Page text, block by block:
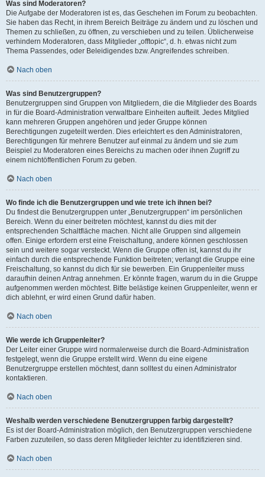
Was sind Moderatoren?
Die Aufgabe der Moderatoren ist es, das Geschehen im Forum zu beobachten.
Sie haben das Recht, in ihrem Bereich Beiträge zu ändern und zu löschen und
Themen zu schließen, zu öffnen, zu verschieben und zu teilen. Üblicherweise
verhindern Moderatoren, dass Mitglieder „offtopic“, d. h. etwas nicht zum
Thema Passendes, oder Beleidigendes bzw. Angreifendes schreiben.
Nach oben
Was sind Benutzergruppen?
Benutzergruppen sind Gruppen von Mitgliedern, die die Mitglieder des Boards
in für die Board-Administration verwaltbare Einheiten aufteilt. Jedes Mitglied
kann mehreren Gruppen angehören und jeder Gruppe können
Berechtigungen zugeteilt werden. Dies erleichtert es den Administratoren,
Berechtigungen für mehrere Benutzer auf einmal zu ändern und sie zum
Beispiel zu Moderatoren eines Bereichs zu machen oder ihnen Zugriff zu
einem nichtöffentlichen Forum zu geben.
Nach oben
Wo finde ich die Benutzergruppen und wie trete ich ihnen bei?
Du findest die Benutzergruppen unter „Benutzergruppen“ im persönlichen
Bereich. Wenn du einer beitreten möchtest, kannst du dies mit der
entsprechenden Schaltfläche machen. Nicht alle Gruppen sind allgemein
offen. Einige erfordern erst eine Freischaltung, andere können geschlossen
sein und weitere sogar versteckt. Wenn die Gruppe offen ist, kannst du ihr
einfach durch die entsprechende Funktion beitreten; verlangt die Gruppe eine
Freischaltung, so kannst du dich für sie bewerben. Ein Gruppenleiter muss
daraufhin deinen Antrag annehmen. Er könnte fragen, warum du in die Gruppe
aufgenommen werden möchtest. Bitte belästige keinen Gruppenleiter, wenn er
dich ablehnt, er wird einen Grund dafür haben.
Nach oben
Wie werde ich Gruppenleiter?
Der Leiter einer Gruppe wird normalerweise durch die Board-Administration
festgelegt, wenn die Gruppe erstellt wird. Wenn du eine eigene
Benutzergruppe erstellen möchtest, dann solltest du einen Administrator
kontaktieren.
Nach oben
Weshalb werden verschiedene Benutzergruppen farbig dargestellt?
Es ist der Board-Administration möglich, den Benutzergruppen verschiedene
Farben zuzuteilen, so dass deren Mitglieder leichter zu identifizieren sind.
Nach oben